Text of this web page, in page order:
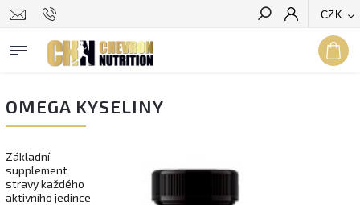
CZK
Hledat
OMEGA KYSELINY
Základní
supplement
stravy každého
aktivního jedince